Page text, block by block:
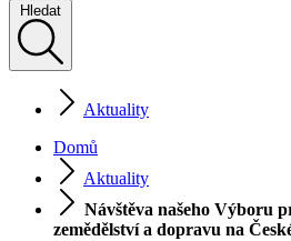
Hledat
Aktuality
Domů
Aktuality
Návštěva našeho Výboru
zemědělství a dopravu na